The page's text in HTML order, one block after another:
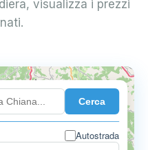
visualizza i prezzi
Cerca
Autostrada
3